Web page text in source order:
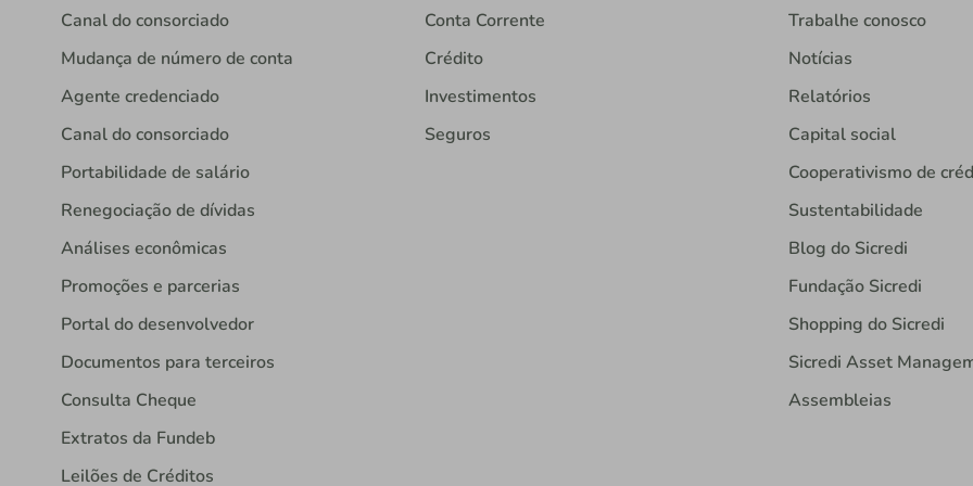
Canal do consorciado
Mudança de número de conta
Agente credenciado
Canal do consorciado
Portabilidade de salário
Renegociação de dívidas
Análises econômicas
Promoções e parcerias
Portal do desenvolvedor
Documentos para terceiros
Consulta Cheque
Extratos da Fundeb
Leilões de Créditos
Conta Corrente
Crédito
Investimentos
Seguros
Trabalhe conosco
Notícias
Relatórios
Capital social
Cooperativismo de
Sustentabilidade
Blog do Sicredi
Fundação Sicredi
Shopping do Sicredi
Sicredi Asset
Assembleias